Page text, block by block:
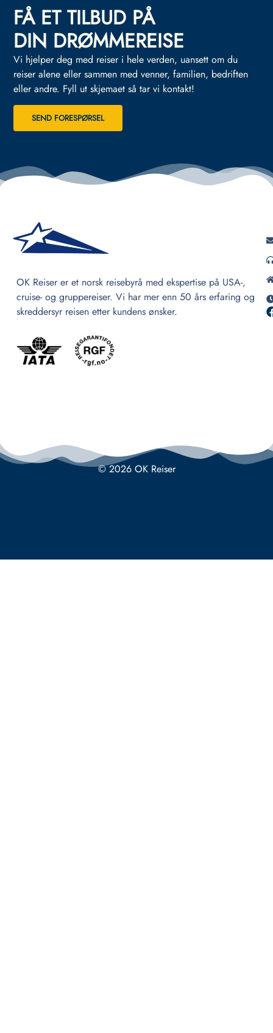
FÅ ET TILBUD PÅ
DIN DRØMMEREISE
Vi hjelper deg med reiser i hele verden, uansett om du
reiser alene eller sammen med venner, familien, bedriften
eller andre. Fyll ut skjemaet så tar vi kontakt!
SEND FORESPØRSEL
OK Reiser er et norsk reisebyrå med ekspertise på USA-,
cruise- og gruppereiser. Vi har mer enn 50 års erfaring og
skreddersyr reisen etter kundens ønsker.
© 2026 OK Reiser